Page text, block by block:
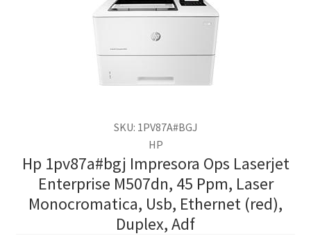
SKU: 1PV87A#BGJ
HP
Hp 1pv87a#bgj Impresora Ops Laserjet
Enterprise M507dn, 45 Ppm, Laser
Monocromatica, Usb, Ethernet (red),
Duplex, Adf